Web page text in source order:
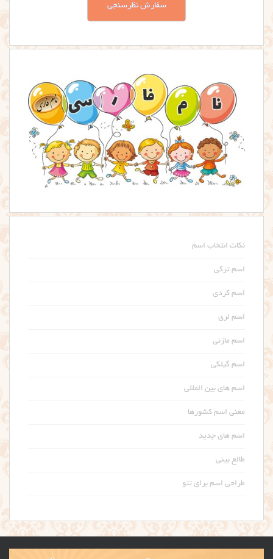
سفارش نظرسنجی
نکات انتخاب اسم
اسم ترکی
اسم کردی
اسم لری
اسم مازنی
اسم گیلکی
اسم های بین المللی
معنی اسم کشورها
اسم های جدید
طالع بینی
طراحی اسم برای تتو